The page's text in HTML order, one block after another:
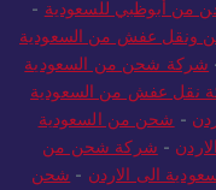
من أبوظبي للسعودية -
ونقل عفش من السعودية
شركة شحن من السعودية
نقل عفش من السعودية
- شحن من السعودية
- شركة شحن من
الى الاردن - شحن